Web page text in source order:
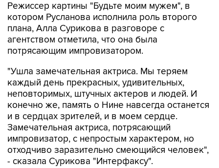
Режиссер картины "Будьте моим мужем", в
котором Русланова исполнила роль второго
плана, Алла Сурикова в разговоре с
агентством отметила, что она была
потрясающим импровизатором.
"Ушла замечательная актриса. Мы теряем
каждый день прекрасных, удивительных,
неповторимых, штучных актеров и людей. И
конечно же, память о Нине навсегда останется
и в сердцах зрителей, и в моем сердце.
Замечательная актриса, потрясающий
импровизатор, с непростым характером, но
отходчиво заразительно смеющийся человек",
- сказала Сурикова "Интерфаксу".